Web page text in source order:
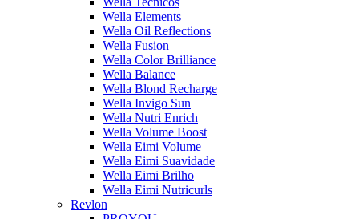
Wella Elements
Wella Oil Reflections
Wella Fusion
Wella Color Brilliance
Wella Balance
Wella Blond Recharge
Wella Invigo Sun
Wella Nutri Enrich
Wella Volume Boost
Wella Eimi Volume
Wella Eimi Suavidade
Wella Eimi Brilho
Wella Eimi Nutricurls
Revlon